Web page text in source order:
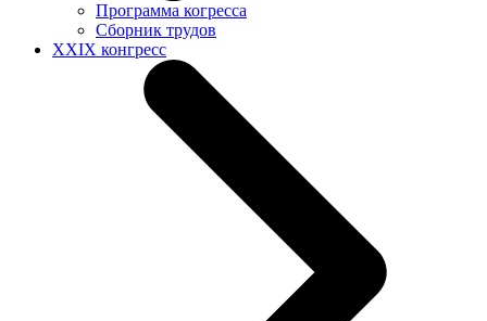
Программа когресса
Сборник трудов
XXIX конгресс